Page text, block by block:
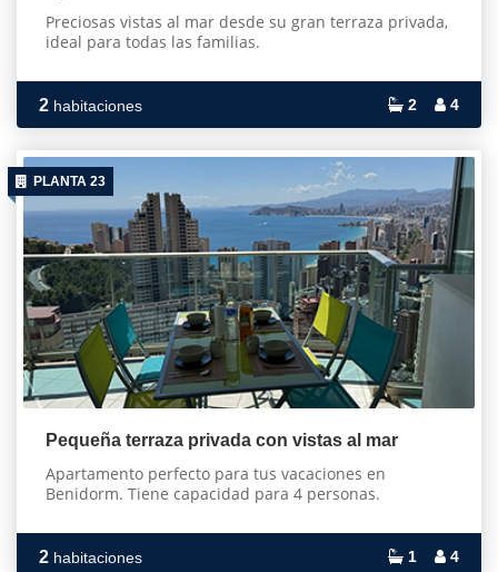
Preciosas vistas al mar desde su gran terraza privada,
ideal para todas las familias.
2 habitaciones 2 4
PLANTA 23
Pequeña terraza privada con vistas al mar
Apartamento perfecto para tus vacaciones en
Benidorm. Tiene capacidad para 4 personas.
2 habitaciones 1 4